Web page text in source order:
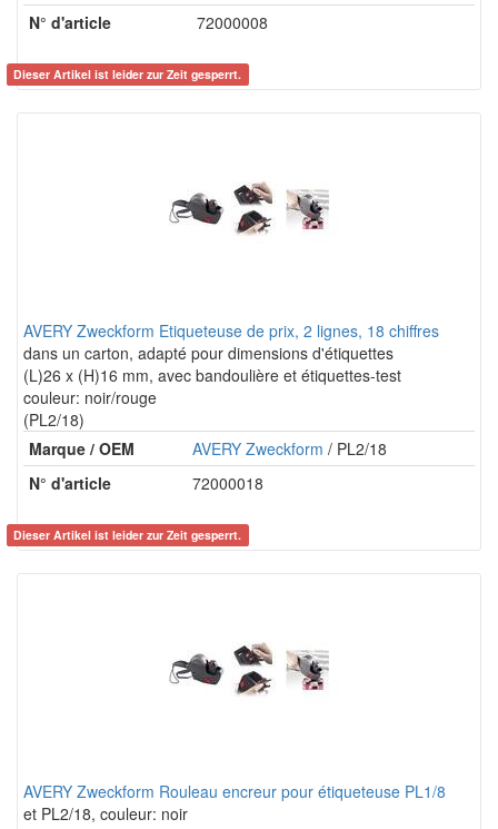
N° d'article
72000008
Dieser Artikel ist leider zur Zeit gesperrt.
AVERY Zweckform Etiqueteuse de prix, 2 lignes, 18 chiffres
dans un carton, adapté pour dimensions d'étiquettes
(L)26 x (H)16 mm, avec bandoulière et étiquettes-test
couleur: noir/rouge
(PL2/18)
Marque / OEM
AVERY Zweckform / PL2/18
N° d'article
72000018
Dieser Artikel ist leider zur Zeit gesperrt.
AVERY Zweckform Rouleau encreur pour étiqueteuse PL1/8
et PL2/18, couleur: noir